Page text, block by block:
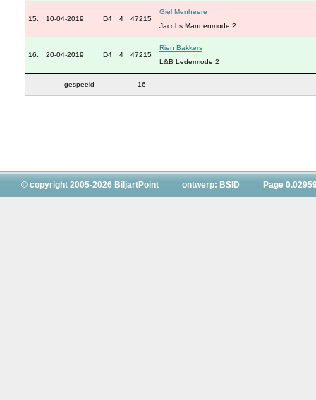
15. 10-04-2019 D4 4 47215
Giel Menheere
Jacobs Mannenmode 2
16. 20-04-2019 D4 4 47215
Rien Bakkers
L&B Ledermode 2
gespeeld 16
© copyright 2005-2026 BiljartPoint ontwerp: BSID Page